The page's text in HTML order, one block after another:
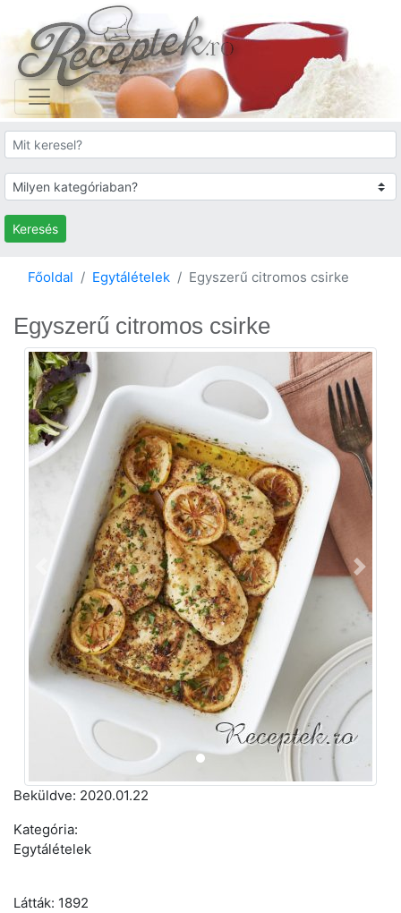
Keresés
Főoldal Egytálételek Egyszerű citromos csirke
Egyszerű citromos csirke
Előző
Beküldve: 2020.01.22
Kategória:
Egytálételek
Látták: 1892